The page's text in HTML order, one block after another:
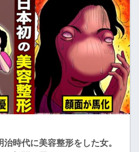
時代に美容整形をした女。